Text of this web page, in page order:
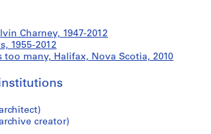
Charney, 1947-2012
1955-2012
too many, Halifax, Nova Scotia, 2010
creator)